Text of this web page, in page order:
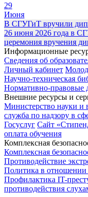
29
Июня
В СГУГиТ вручили
26 июня 2026 года в
церемония вручения
Информационные
Сведения об
Личный кабинет
Научно-техническая
Нормативно-правовые
Внешние ресурсы и
Министерство науки и
служба по надзору в
Госуслуг Сайт
оплата обучения
Комплексная
Комплексная
Противодействие
Политика в отношении
Профилактика IT-
противодействия